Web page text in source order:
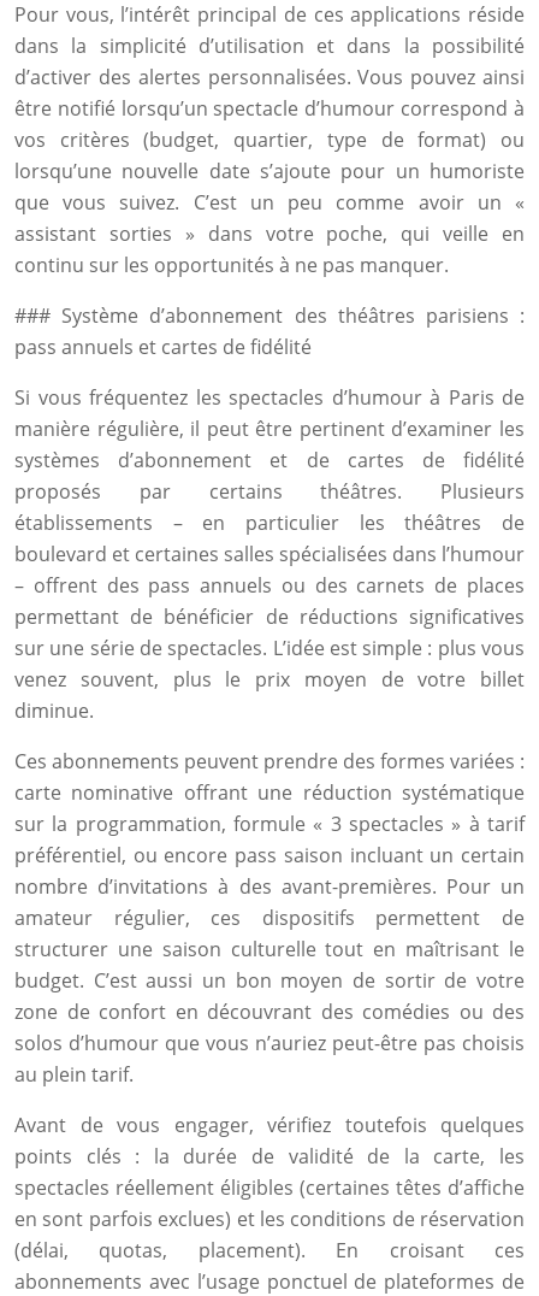
Pour vous, l’intérêt principal de ces applications réside
dans la simplicité d’utilisation et dans la possibilité
d’activer des alertes personnalisées. Vous pouvez ainsi
être notifié lorsqu’un spectacle d’humour correspond à
vos critères (budget, quartier, type de format) ou
lorsqu’une nouvelle date s’ajoute pour un humoriste
que vous suivez. C’est un peu comme avoir un «
assistant sorties » dans votre poche, qui veille en
continu sur les opportunités à ne pas manquer.
### Système d’abonnement des théâtres parisiens :
pass annuels et cartes de fidélité
Si vous fréquentez les spectacles d’humour à Paris de
manière régulière, il peut être pertinent d’examiner les
systèmes d’abonnement et de cartes de fidélité
proposés par certains théâtres. Plusieurs
établissements – en particulier les théâtres de
boulevard et certaines salles spécialisées dans l’humour
– offrent des pass annuels ou des carnets de places
permettant de bénéficier de réductions significatives
sur une série de spectacles. L’idée est simple : plus vous
venez souvent, plus le prix moyen de votre billet
diminue.
Ces abonnements peuvent prendre des formes variées :
carte nominative offrant une réduction systématique
sur la programmation, formule « 3 spectacles » à tarif
préférentiel, ou encore pass saison incluant un certain
nombre d’invitations à des avant-premières. Pour un
amateur régulier, ces dispositifs permettent de
structurer une saison culturelle tout en maîtrisant le
budget. C’est aussi un bon moyen de sortir de votre
zone de confort en découvrant des comédies ou des
solos d’humour que vous n’auriez peut-être pas choisis
au plein tarif.
Avant de vous engager, vérifiez toutefois quelques
points clés : la durée de validité de la carte, les
spectacles réellement éligibles (certaines têtes d’affiche
en sont parfois exclues) et les conditions de réservation
(délai, quotas, placement). En croisant ces
abonnements avec l’usage ponctuel de plateformes de